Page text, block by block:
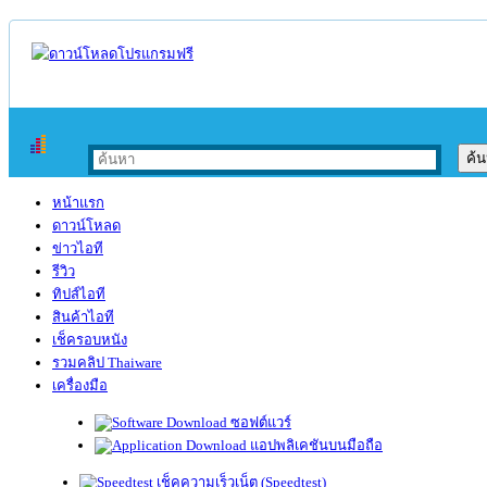
หน้าแรก
ดาวน์โหลด
ข่าวไอที
รีวิว
ทิปส์ไอที
สินค้าไอที
เช็ครอบหนัง
รวมคลิป Thaiware
เครื่องมือ
ซอฟต์แวร์
แอปพลิเคชันบนมือถือ
เช็คความเร็วเน็ต (Speedtest)